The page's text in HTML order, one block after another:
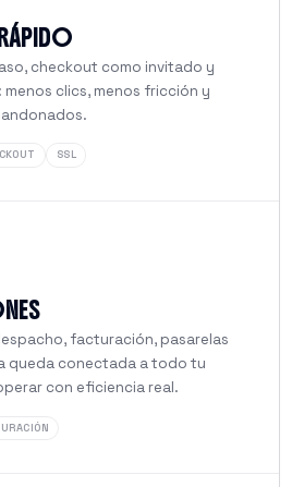
checkout como invitado y
clics, menos fricción y
SSL
facturación, pasarelas
queda conectada a todo tu
con eficiencia real.